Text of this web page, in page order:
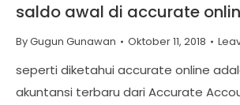
saldo awal di accurate
ByGugun Gunawan Oktober 11, 2018
seperti diketahui accurate online
akuntansi terbaru dari Accurate